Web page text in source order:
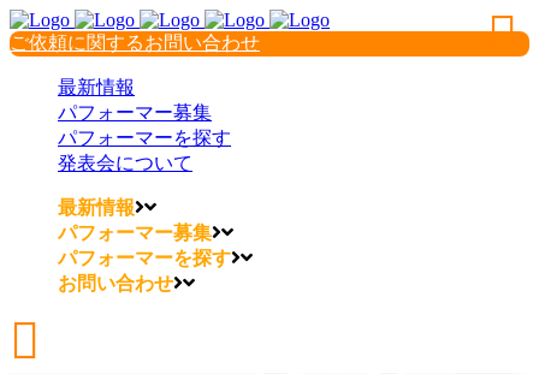
ご依頼に関するお問い合わせ
最新情報
パフォーマー募集
パフォーマーを探す
発表会について
最新情報
パフォーマー募集
パフォーマーを探す
お問い合わせ